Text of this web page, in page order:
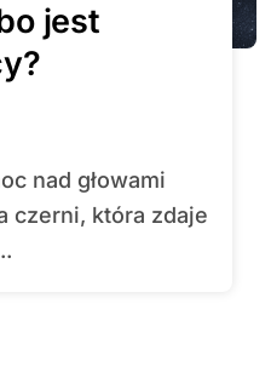
jest
czerni, która zdaje